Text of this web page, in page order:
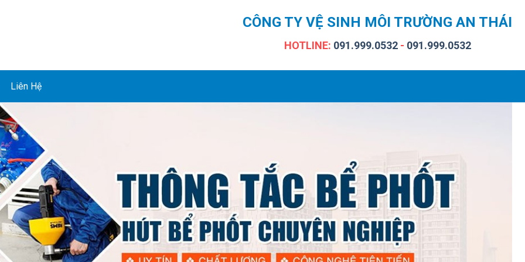
CÔNG TY VỆ SINH MÔI TRƯỜNG AN THÁI
HOTLINE: 091.999.0532- 091.999.0532
Liên Hệ